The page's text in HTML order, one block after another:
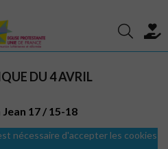
DU 4 AVRIL
17 / 15-18
nécessaire d'accepter les cookies